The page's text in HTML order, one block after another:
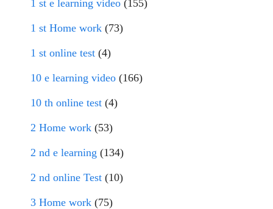
1 st e learning video (155)
1 st Home work (73)
1 st online test (4)
10 e learning video (166)
10 th online test (4)
2 Home work (53)
2 nd e learning (134)
2 nd online Test (10)
3 Home work (75)